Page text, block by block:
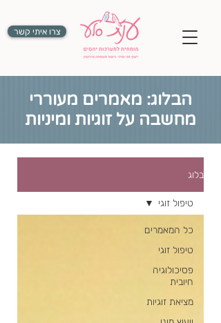
צרו איתי קשר
הבלוג: מאמרים מעוררי
מחשבה על זוגיות ומיניות
בלוג
כל המאמרים
טיפול זוגי
פסיכולוגיה
חיובית
מציאת זוגיות
טיפול זוגי